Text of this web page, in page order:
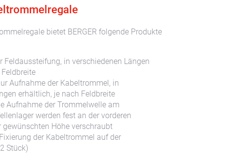
bietet BERGER folgende Produkte
Feldaussteifung, in verschiedenen Längen
Aufnahme der Kabeltrommel, in
erhältlich, je nach Feldbreite
Aufnahme der Trommelwelle am
werden fest an der vorderen
gewünschten Höhe verschraubt
der Kabeltrommel auf der
Stück)